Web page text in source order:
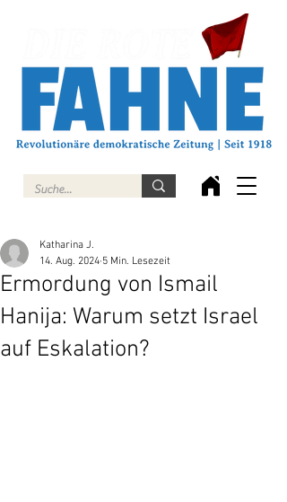
Ermordung von Ismail
Hanija: Warum setzt Israel
auf Eskalation?
Katharina J.
14. Aug. 2024 5 Min. Lesezeit